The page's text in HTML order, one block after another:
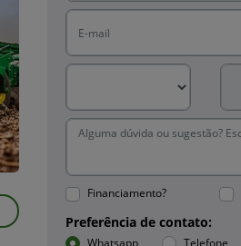
Financiamento?
Preferência de contato:
Whatsapp Telefone